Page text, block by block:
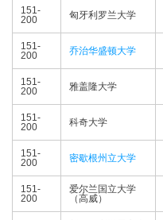
151-
200
匈牙利罗兰大学
151-
200
乔治华盛顿大学
151-
200
雅盖隆大学
151-
200
科奇大学
151-
200
密歇根州立大学
151-
200
爱尔兰国立大学
（高威）